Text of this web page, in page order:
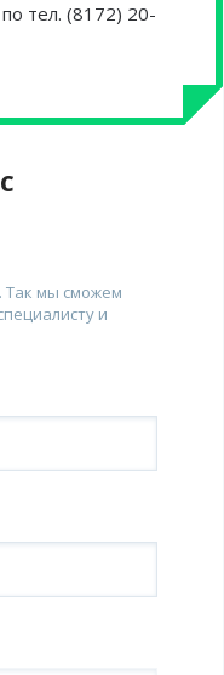
тел. (8172) 20-
Так мы сможем
и